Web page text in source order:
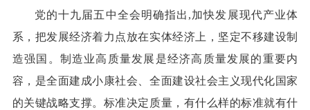
党的十九届五中全会明确指出,加快发展现代产业体
系，把发展经济着力点放在实体经济上，坚定不移建设制
造强国。制造业高质量发展是经济高质量发展的重要内
容，是全面建成小康社会、全面建设社会主义现代化国家
的关键战略支撑。标准决定质量，有什么样的标准就有什